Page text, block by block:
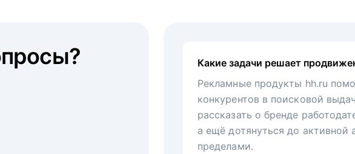
Какие задачи решает
Рекламные продукты hh.ru
конкурентов в поисковой
рассказать о бренде
а ещё дотянуться до активной
пределами.